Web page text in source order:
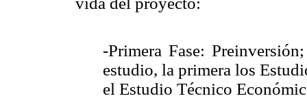
-Primera Fase:
estudio, la primera los
el Estudio Técnico